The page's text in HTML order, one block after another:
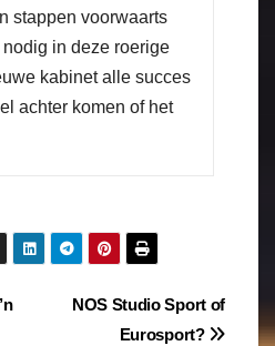
stappen voorwaarts
in deze roerige
kabinet alle succes
achter komen of het
NOS Studio Sport of
Eurosport?